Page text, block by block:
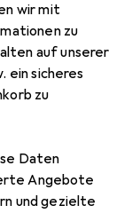
wir mit
zu
auf unserer
ein sicheres
zu
Daten
Angebote
und gezielte